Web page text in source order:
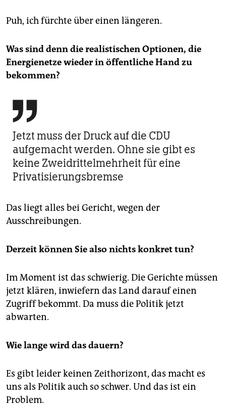
Puh, ich fürchte über einen längeren.
Was sind denn die realistischen Optionen, die
Energienetze wieder in öffentliche Hand zu
bekommen?

Jetzt muss der Druck auf die CDU
aufgemacht werden. Ohne sie gibt es
keine Zweidrittelmehrheit für eine
Privatisierungsbremse
Das liegt alles bei Gericht, wegen der
Ausschreibungen.
Derzeit können Sie also nichts konkret tun?
Im Moment ist das schwierig. Die Gerichte müssen
jetzt klären, inwiefern das Land darauf einen
Zugriff bekommt. Da muss die Politik jetzt
abwarten.
Wie lange wird das dauern?
Es gibt leider keinen Zeithorizont, das macht es
uns als Politik auch so schwer. Und das ist ein
Problem.